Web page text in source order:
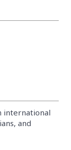
international
and